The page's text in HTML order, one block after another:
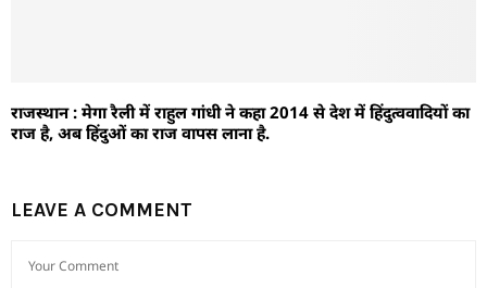
राजस्थान : मेगा रैली में राहुल गांधी ने कहा 2014 से देश में हिंदुत्ववादियों का
राज है, अब हिंदुओं का राज वापस लाना है.
LEAVE A COMMENT